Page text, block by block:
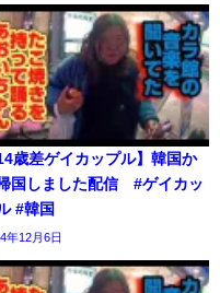
14歳差ゲイカップル】韓国か
国しました配信 #ゲイカッ
#韓国
年12月6日